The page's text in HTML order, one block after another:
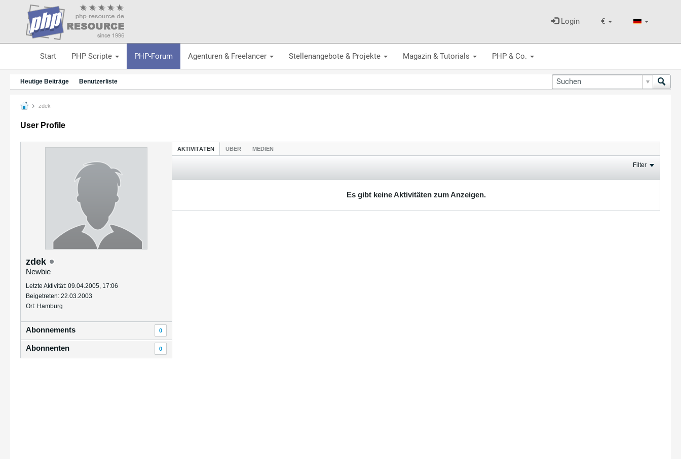
€
Login
Start PHP Scripte PHP-Forum Agenturen & Freelancer Stellenangebote & Projekte Magazin & Tutorials PHP & Co.
Heutige Beiträge Benutzerliste
zdek
User Profile
zdek
Newbie
Letzte Aktivität: 09.04.2005, 17:06
Beigetreten: 22.03.2003
Ort: Hamburg
Abonnements 0
Abonnenten 0
AKTIVITÄTEN ÜBER MEDIEN
Filter
Es gibt keine Aktivitäten zum Anzeigen.